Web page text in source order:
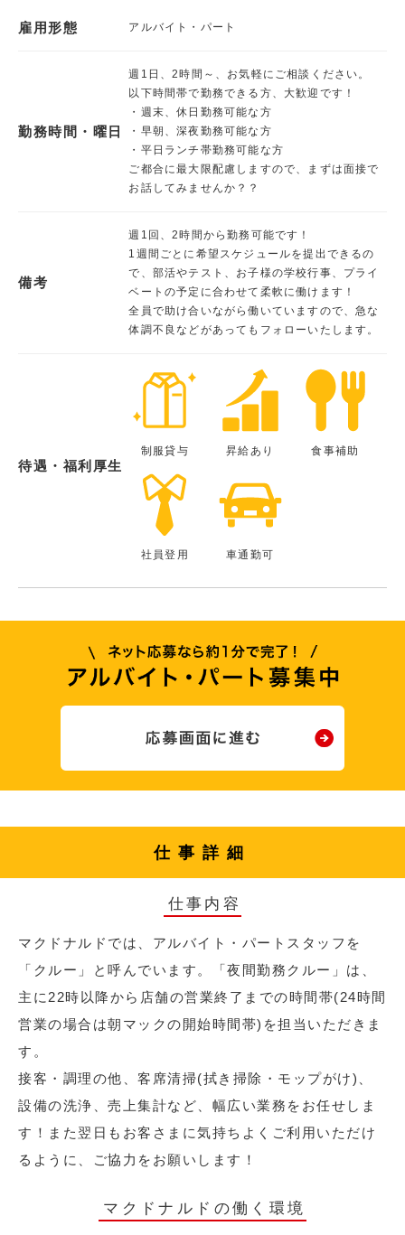
雇用形態 アルバイト・パート
勤務時間・曜日
週1日、2時間～、お気軽にご相談ください。
以下時間帯で勤務できる方、大歓迎です！
・週末、休日勤務可能な方
・早朝、深夜勤務可能な方
・平日ランチ帯勤務可能な方
ご都合に最大限配慮しますので、まずは面接で
お話してみませんか？？
備考
週1回、2時間から勤務可能です！
1週間ごとに希望スケジュールを提出できるの
で、部活やテスト、お子様の学校行事、プライ
ベートの予定に合わせて柔軟に働けます！
全員で助け合いながら働いていますので、急な
体調不良などがあってもフォローいたします。
待遇・福利厚生
制服貸与 昇給あり 食事補助
社員登用 車通勤可
仕事詳細
仕事内容
マクドナルドでは、アルバイト・パートスタッフを
「クルー」と呼んでいます。「夜間勤務クルー」は、
主に22時以降から店舗の営業終了までの時間帯(24時間
営業の場合は朝マックの開始時間帯)を担当いただきま
す。
接客・調理の他、客席清掃(拭き掃除・モップがけ)、
設備の洗浄、売上集計など、幅広い業務をお任せしま
す！また翌日もお客さまに気持ちよくご利用いただけ
るように、ご協力をお願いします！
マクドナルドの働く環境